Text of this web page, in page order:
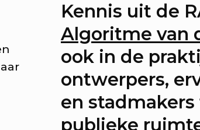
Opening:
van de
stad. Met diverse
Onze stad,
Kennis uit de
Algoritme van
ook in de
ontwerpers,
en
publieke